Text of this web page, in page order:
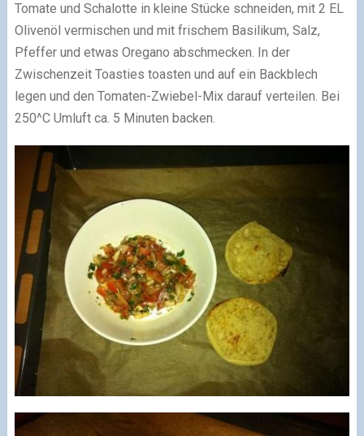
Tomate und Schalotte in kleine Stücke schneiden, mit 2 EL
Olivenöl vermischen und mit frischem Basilikum, Salz,
Pfeffer und etwas Oregano abschmecken. In der
Zwischenzeit Toasties toasten und auf ein Backblech
legen und den Tomaten-Zwiebel-Mix darauf verteilen. Bei
250^C Umluft ca. 5 Minuten backen.